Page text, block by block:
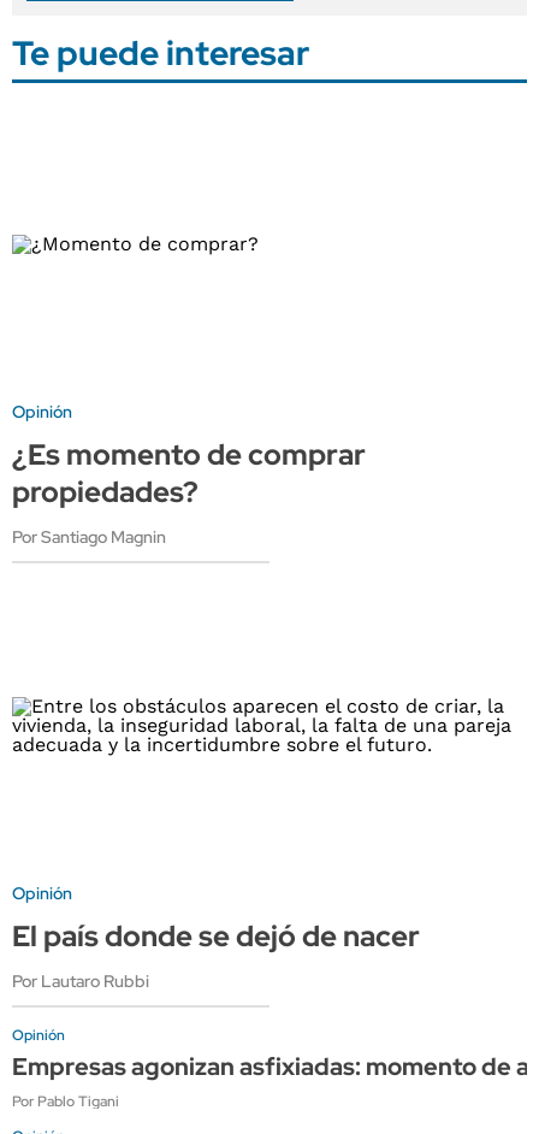
Te puede interesar
Opinión
¿Es momento de comprar
propiedades?
Por Santiago Magnin
Opinión
El país donde se dejó de nacer
Por Lautaro Rubbi
Opinión
Empresas agonizan asfixiadas: momento de
Por Pablo Tigani